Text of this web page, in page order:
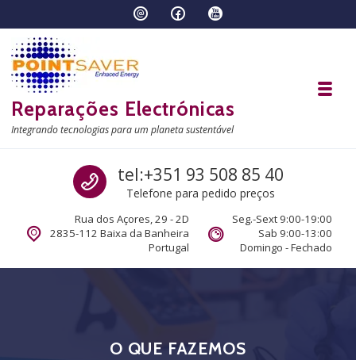
Reparações Electrónicas
Integrando tecnologias para um planeta sustentável
Call us
tel:+351 93 508 85 40
Telefone para pedido preços
Rua dos Açores, 29 - 2D
2835-112 Baixa da Banheira
Portugal
Seg.-Sext 9:00-19:00
Sab 9:00-13:00
Domingo - Fechado
O QUE FAZEMOS